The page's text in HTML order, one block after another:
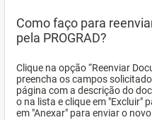
Como faço para
pela PROGRAD?
Clique na opção “Reenviar
preencha os campos
página com a descrição do
o na lista e clique em "Excluir"
em "Anexar" para enviar o